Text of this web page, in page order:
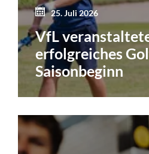
25. Juli 2026
VfL
erfolgreiches
Saisonbeginn